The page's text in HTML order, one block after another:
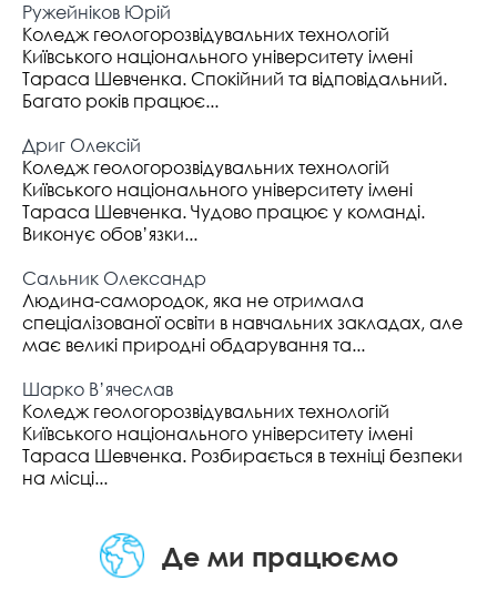
Ружейніков Юрій
Коледж геологорозвідувальних технологій
Київського національного університету імені
Тараса Шевченка. Спокійний та відповідальний.
Багато років працює...
Дриг Олексій
Коледж геологорозвідувальних технологій
Київського національного університету імені
Тараса Шевченка. Чудово працює у команді.
Виконує обов’язки...
Сальник Олександр
Людина-самородок, яка не отримала
спеціалізованої освіти в навчальних закладах, але
має великі природні обдарування та...
Шарко В’ячеслав
Коледж геологорозвідувальних технологій
Київського національного університету імені
Тараса Шевченка. Розбирається в техніці безпеки
на місці...
Де ми працюємо